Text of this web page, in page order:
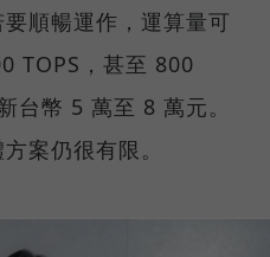
順暢運作，運算量可
TOPS，甚至 800
台幣 5 萬至 8 萬元。
案仍很有限。